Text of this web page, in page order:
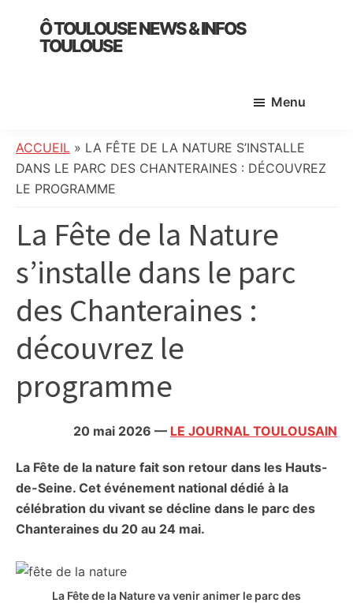
primary
Ô TOULOUSE NEWS & INFOS
TOULOUSE
:
info
locale,
culture,
politique,
météo,
divers
et
initiatives
Menu
ACCUEIL » LA FÊTE DE LA NATURE S’INSTALLE
DANS LE PARC DES CHANTERAINES : DÉCOUVREZ
LE PROGRAMME
La Fête de la Nature
s’installe dans le parc
des Chanteraines :
découvrez le
programme
20 mai 2026 — LE JOURNAL TOULOUSAIN
La Fête de la nature fait son retour dans les Hauts-
de-Seine. Cet événement national dédié à la
célébration du vivant se décline dans le parc des
Chanteraines du 20 au 24 mai.
La Fête de la Nature va venir animer le parc des